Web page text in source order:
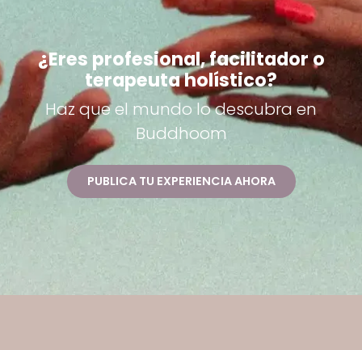
¿Eres profesional, facilitador o
terapeuta holístico?
Haz que el mundo lo descubra en
Buddhoom
PUBLICA TU EXPERIENCIA AHORA